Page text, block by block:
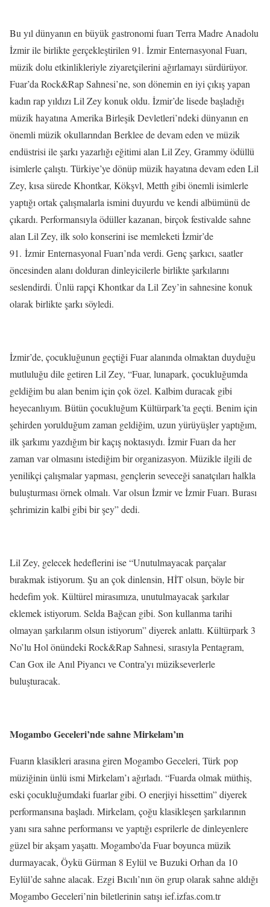
Bu yıl dünyanın en büyük gastronomi fuarı Terra Madre Anadolu
İzmir ile birlikte gerçekleştirilen 91. İzmir Enternasyonal Fuarı,
müzik dolu etkinlikleriyle ziyaretçilerini ağırlamayı sürdürüyor.
Fuar’da Rock&Rap Sahnesi’ne, son dönemin en iyi çıkış yapan
kadın rap yıldızı Lil Zey konuk oldu. İzmir’de lisede başladığı
müzik hayatına Amerika Birleşik Devletleri’ndeki dünyanın en
önemli müzik okullarından Berklee de devam eden ve müzik
endüstrisi ile şarkı yazarlığı eğitimi alan Lil Zey, Grammy ödüllü
isimlerle çalıştı. Türkiye’ye dönüp müzik hayatına devam eden Lil
Zey, kısa sürede Khontkar, Kökşvl, Metth gibi önemli isimlerle
yaptığı ortak çalışmalarla ismini duyurdu ve kendi albümünü de
çıkardı. Performansıyla ödüller kazanan, birçok festivalde sahne
alan Lil Zey, ilk solo konserini ise memleketi İzmir’de
91. İzmirEnternasyonal Fuarı’nda verdi. Genç şarkıcı, saatler
öncesinden alanı dolduran dinleyicilerle birlikte şarkılarını
seslendirdi. Ünlü rapçi Khontkar da Lil Zey’in sahnesine konuk
olarak birlikte şarkı söyledi.
İzmir’de, çocukluğunun geçtiği Fuar alanında olmaktan duyduğu
mutluluğu dile getiren Lil Zey, “Fuar, lunapark, çocukluğumda
geldiğim bu alan benim için çok özel. Kalbim duracak gibi
heyecanlıyım. Bütün çocukluğum Kültürpark’ta geçti. Benim için
şehirden yorulduğum zaman geldiğim, uzun yürüyüşler yaptığım,
ilk şarkımı yazdığım bir kaçış noktasıydı. İzmir Fuarı da her
zaman var olmasını istediğim bir organizasyon. Müzikle ilgili de
yenilikçi çalışmalar yapması, gençlerin seveceği sanatçıları halkla
buluşturması örnek olmalı. Var olsun İzmir ve İzmir Fuarı. Burası
şehrimizin kalbi gibi bir şey” dedi.
Lil Zey, gelecek hedeflerini ise “Unutulmayacak parçalar
bırakmak istiyorum. Şu an çok dinlensin, HİT olsun, böyle bir
hedefim yok. Kültürel mirasımıza, unutulmayacak şarkılar
eklemek istiyorum. Selda Bağcan gibi. Son kullanma tarihi
olmayan şarkılarım olsun istiyorum” diyerek anlattı. Kültürpark 3
No’lu Hol önündeki Rock&Rap Sahnesi, sırasıyla Pentagram,
Can Gox ile Anıl Piyancı ve Contra’yı müzikseverlerle
buluşturacak.
Mogambo Geceleri’nde sahne Mirkelam’ın
Fuarın klasikleri arasına giren Mogambo Geceleri, Türk pop
müziğinin ünlü ismi Mirkelam’ı ağırladı. “Fuarda olmak müthiş,
eski çocukluğumdaki fuarlar gibi. O enerjiyi hissettim” diyerek
performansına başladı. Mirkelam, çoğu klasikleşen şarkılarının
yanı sıra sahne performansı ve yaptığı esprilerle de dinleyenlere
güzel bir akşam yaşattı. Mogambo’da Fuar boyunca müzik
durmayacak, Öykü Gürman 8 Eylül ve Buzuki Orhan da 10
Eylül’de sahne alacak. Ezgi Bıcılı’nın ön grup olarak sahne aldığı
Mogambo Geceleri’nin biletlerinin satışı ief.izfas.com.tr